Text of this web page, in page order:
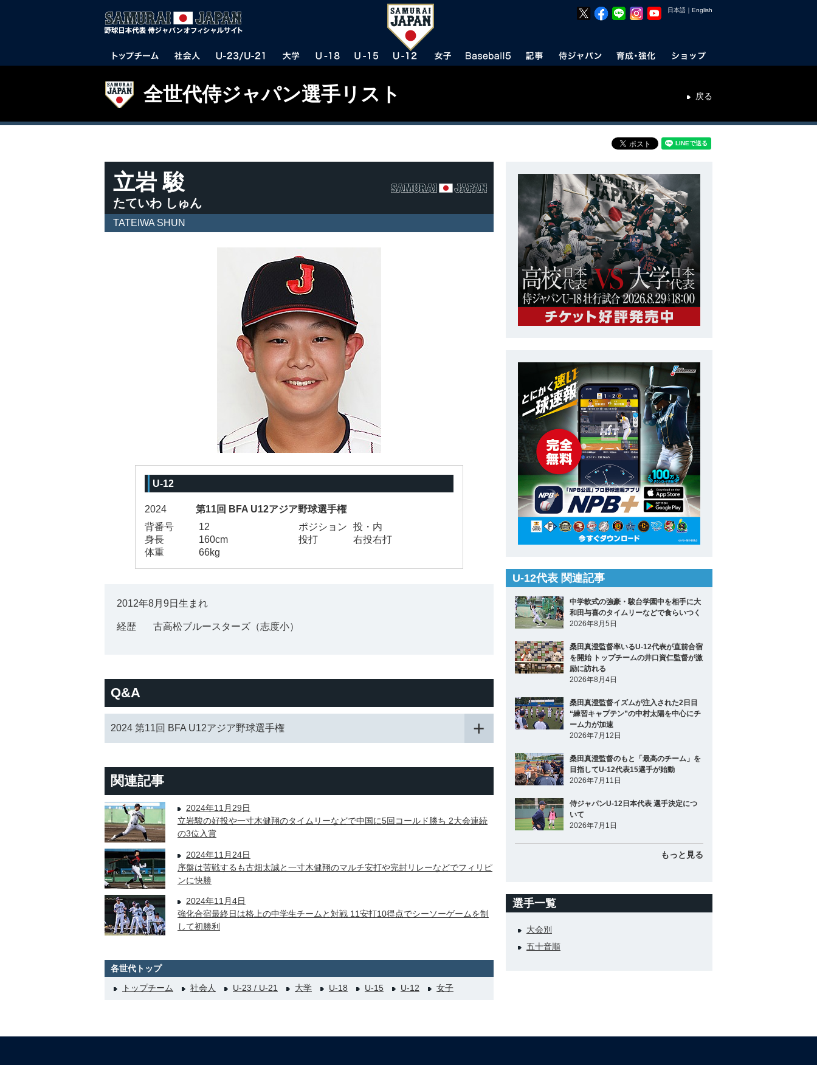
日本語 ｜ English
全世代侍ジャパン選手リスト 戻る
立岩 駿
たていわ しゅん
TATEIWA SHUN
U-12
2024
第11回 BFA U12アジア野球選手権
背番号
12 ポジション
投・内
身長
160cm 投打
右投右打
体重
66kg
2012年8月9日生まれ
経歴 古高松ブルースターズ（志度小）
Q&A
2024 第11回 BFA U12アジア野球選手権
関連記事
2024年11月29日
立岩駿の好投や一寸木健翔のタイムリーなどで中国に5回コールド勝ち 2大会連続
の3位入賞
2024年11月24日
序盤は苦戦するも古畑太誠と一寸木健翔のマルチ安打や完封リレーなどでフィリピ
ンに快勝
2024年11月4日
強化合宿最終日は格上の中学生チームと対戦 11安打10得点でシーソーゲームを制
して初勝利
各世代トップ
トップチーム
社会人 U-23 / U-21 大学 U-18 U-15 U-12 女子
U-12代表 関連記事
中学軟式の強豪・駿台学園中を相手に大
和田与喜のタイムリーなどで食らいつく
2026年8月5日
桑田真澄監督率いるU-12代表が直前合宿
を開始 トップチームの井口資仁監督が激
励に訪れる
2026年8月4日
桑田真澄監督イズムが注入された2日目
“練習キャプテン”の中村太陽を中心にチ
ーム力が加速
2026年7月12日
桑田真澄監督のもと「最高のチーム」を
目指してU-12代表15選手が始動
2026年7月11日
侍ジャパンU-12日本代表 選手決定につ
いて
2026年7月1日
もっと見る
選手一覧
大会別
五十音順